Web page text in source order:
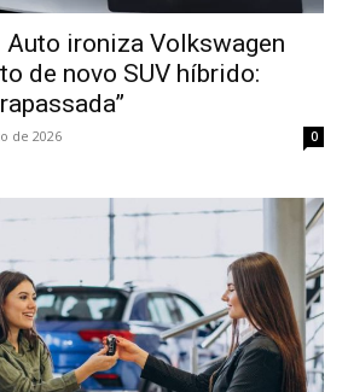
Auto ironiza Volkswagen
de novo SUV híbrido:
de 2026 0